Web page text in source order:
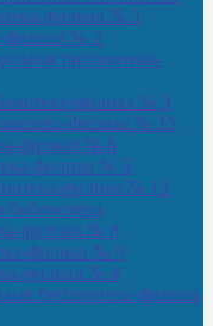
филиал № 1
филиал № 2
библиотека-
филиал № 3
филиал № 15
филиал № 6
филиал № 5
филиал № 13
библиотека
филиал № 8
филиал № 9
филиал № 4
библиотека-филиал